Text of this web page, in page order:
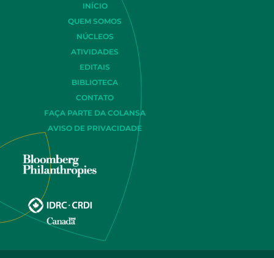
INÍCIO
QUEM SOMOS
NÚCLEOS
ATIVIDADES
EDITAIS
BIBLIOTECA
CONTATO
FAÇA PARTE DA COLANSA
AVISO DE PRIVACIDADE